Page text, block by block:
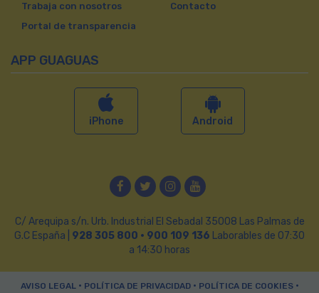
Trabaja con nosotros
Portal de transparencia
Contacto
APP GUAGUAS
iPhone Android
FacebookTwitterInstagram
YouTube
C/ Arequipa s/n. Urb. Industrial El Sebadal 35008 Las Palmas de
G.C España | 928 305 800 · 900 109 136 Laborables de 07:30
a 14:30 horas
AVISO LEGAL• POLÍTICA DE PRIVACIDAD• POLÍTICA DE COOKIES•